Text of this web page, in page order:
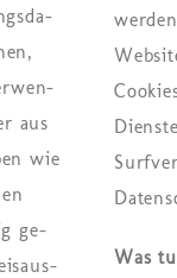
aus
wie
ge­
Was